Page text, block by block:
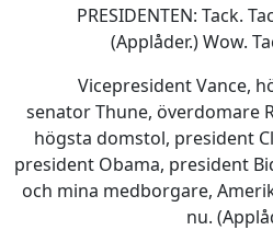
PRESIDENTEN: Tack.
(Applåder.) Wow.
Vicepresident Vance,
senator Thune, överdomare
högsta domstol, president
president Obama, president
och mina medborgare,
nu.